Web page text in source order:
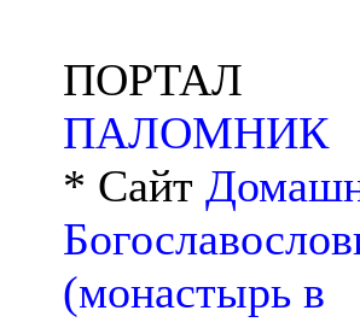
ПОРТАЛ
ПАЛОМНИК
* Сайт
(монастырь в